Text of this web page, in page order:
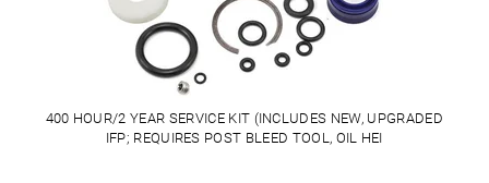
400 HOUR/2 YEAR SERVICE KIT (INCLUDES NEW, UPGRADED
IFP; REQUIRES POST BLEED TOOL, OIL HEI